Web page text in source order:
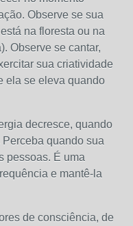
Observe se sua
na floresta ou na
Observe se cantar,
sua criatividade
ela se eleva quando
decresce, quando
quando sua
pessoas. É uma
e mantê-la
de consciência, de